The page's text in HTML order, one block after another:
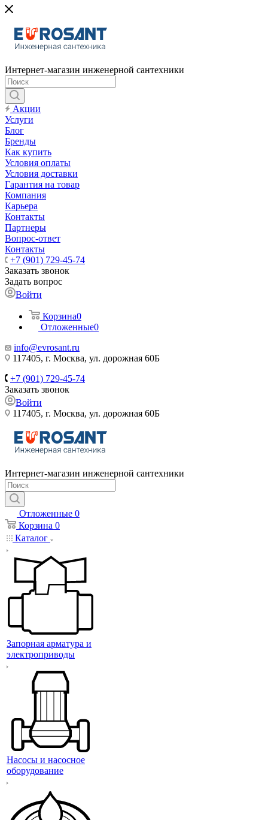
Интернет-магазин инженерной сантехники
Акции
Услуги
Блог
Бренды
Как купить
Условия оплаты
Условия доставки
Гарантия на товар
Компания
Карьера
Контакты
Партнеры
Вопрос-ответ
Контакты
+7 (901) 729-45-74
Заказать звонок
Задать вопрос
Войти
Корзина0
Отложенные0
info@evrosant.ru
117405, г. Москва, ул. дорожная 60Б
+7 (901) 729-45-74
Заказать звонок
Войти
117405, г. Москва, ул. дорожная 60Б
Интернет-магазин инженерной сантехники
Отложенные 0
Корзина 0
Каталог
Запорная арматура и
электроприводы
Насосы и насосное
оборудование